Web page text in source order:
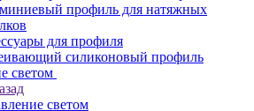
профиль для натяжных
для профиля
силиконовый профиль
светом
светом